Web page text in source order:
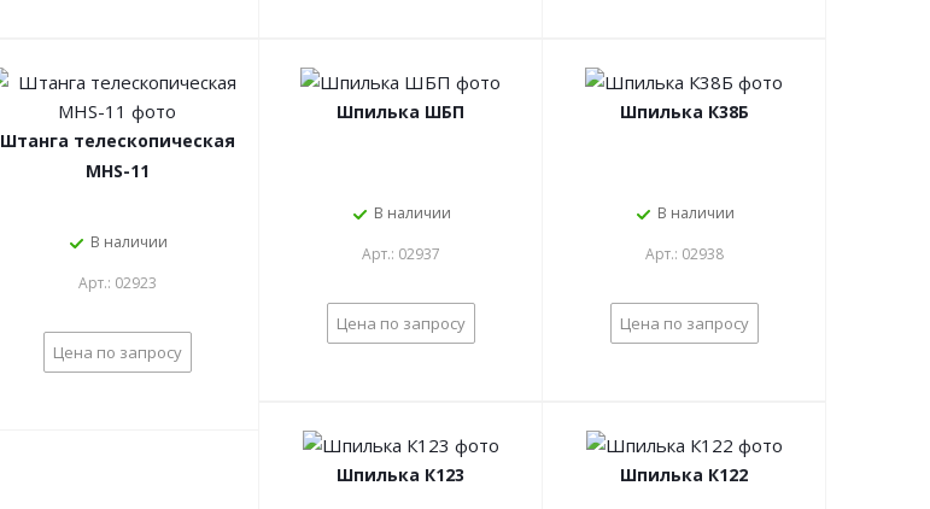
Штанга телескопическая
MHS-11
В наличии
Арт.: 02923
Цена по запросу
Шпилька ШБП
В наличии
Арт.: 02937
Цена по запросу
Шпилька К38Б
В наличии
Арт.: 02938
Цена по запросу
Шпилька К123 Шпилька К122